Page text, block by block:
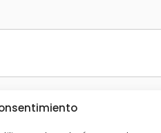
y acepto laPolítica de